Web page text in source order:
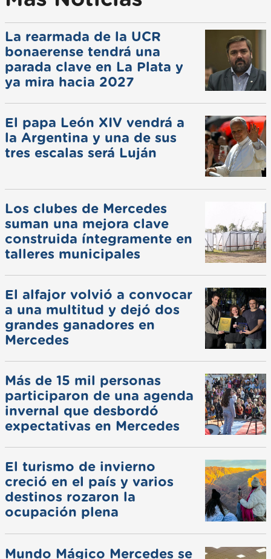
La rearmada de la UCR
bonaerense tendrá una
parada clave en La Plata y
ya mira hacia 2027
El papa León XIV vendrá a
la Argentina y una de sus
tres escalas será Luján
Los clubes de Mercedes
suman una mejora clave
construida íntegramente en
talleres municipales
El alfajor volvió a convocar
a una multitud y dejó dos
grandes ganadores en
Mercedes
Más de 15 mil personas
participaron de una agenda
invernal que desbordó
expectativas en Mercedes
El turismo de invierno
creció en el país y varios
destinos rozaron la
ocupación plena
Mundo Mágico Mercedes se